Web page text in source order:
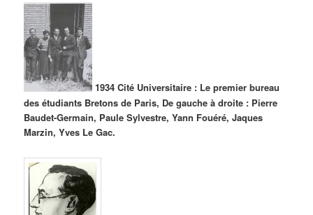
1934 Cité Universitaire : Le premier bureau
des étudiants Bretons de Paris, De gauche à droite : Pierre
Baudet-Germain, Paule Sylvestre, Yann Fouéré, Jaques
Marzin, Yves Le Gac.